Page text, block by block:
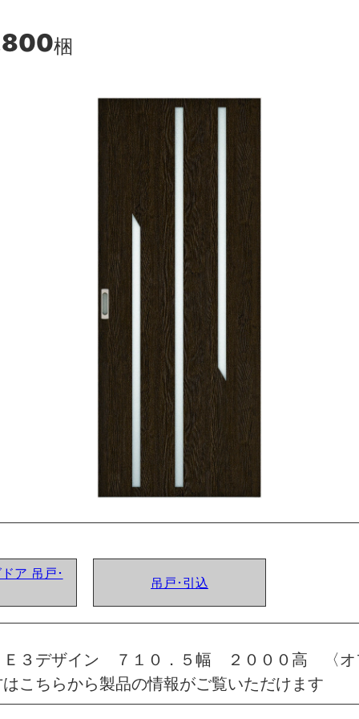
梱
ア 吊戸･
吊戸･引込
デザイン ７１０．５幅 ２０００高 〈
こちらから製品の情報がご覧いただけます